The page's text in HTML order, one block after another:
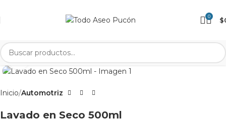
0 $
Clic para agrandar
Inicio Automotriz
Lavado en Seco 500ml